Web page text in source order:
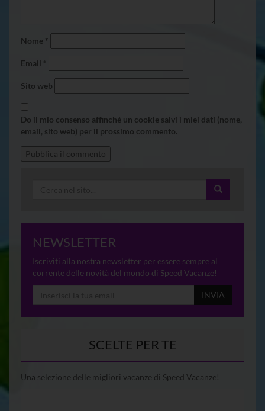
Nome *
Email *
Sito web
Do il mio consenso affinché un cookie salvi i miei dati (nome,
email, sito web) per il prossimo commento.
NEWSLETTER
Iscriviti alla nostra newsletter per essere sempre al
corrente delle novità del mondo di Speed Vacanze!
INVIA
SCELTE PER TE
Una selezione delle migliori vacanze di Speed Vacanze!